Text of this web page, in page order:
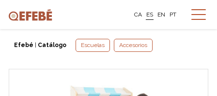
CA ES EN PT
Efebé Catálogo Escuelas Accesorios